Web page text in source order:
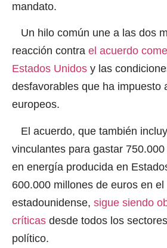
mandato.
Un hilo común une a las dos
reacción contra el acuerdo
Estados Unidos y las
desfavorables que ha impuesto
europeos.
El acuerdo, que también
vinculantes para gastar
en energía producida en
600.000 millones de euros en
estadounidense, sigue siendo
críticas desde todos los
político.